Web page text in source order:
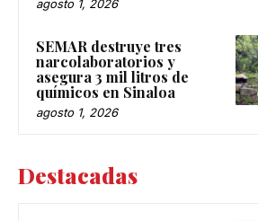
agosto 1, 2026
SEMAR destruye tres
narcolaboratorios y
asegura 3 mil litros de
químicos en Sinaloa
agosto 1, 2026
Destacadas